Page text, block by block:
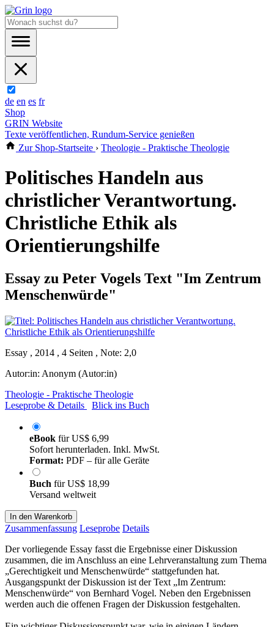
de en es fr
Shop
GRIN Website
Texte veröffentlichen, Rundum-Service genießen
Zur Shop-Startseite › Theologie - Praktische Theologie
Politisches Handeln aus
christlicher Verantwortung.
Christliche Ethik als
Orientierungshilfe
Essay zu Peter Vogels Text "Im Zentrum
Menschenwürde"
Essay , 2014 , 4 Seiten , Note: 2,0
Autor:in: Anonym (Autor:in)
Theologie - Praktische Theologie
Leseprobe & Details
Blick ins Buch
eBook fürUS$ 6,99
Sofort herunterladen. Inkl. MwSt.
Format: PDF – für alle Geräte
Buch fürUS$ 18,99
Versand weltweit
In den Warenkorb
Zusammenfassung Leseprobe Details
Der vorliegende Essay fasst die Ergebnisse einer Diskussion
zusammen, die im Anschluss an eine Lehrveranstaltung zum Thema
„Gerechtigkeit und Menschenwürde“ stattgefunden hat.
Ausgangspunkt der Diskussion ist der Text „Im Zentrum:
Menschenwürde“ von Bernhard Vogel. Neben den Ergebnissen
werden auch die offenen Fragen der Diskussion festgehalten.